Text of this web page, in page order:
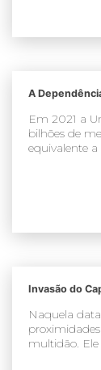
A
Em 2021 a
bilhões de
equivalente a
Invasão do
Naquela
multidão. Ele